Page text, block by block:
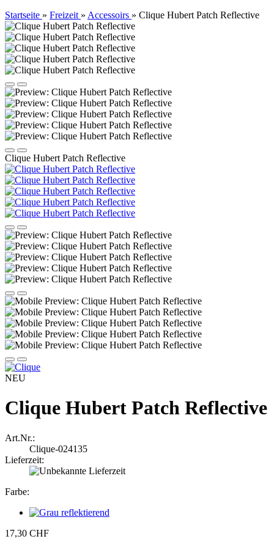
Startseite » Freizeit » Accessoirs » Clique Hubert Patch Reflective
Clique Hubert Patch Reflective
NEU
Clique Hubert Patch Reflective
Art.Nr.:
Clique-024135
Lieferzeit:
Farbe:
17,30 CHF